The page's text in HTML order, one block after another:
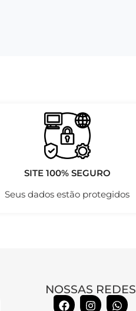
SITE 100% SEGURO
Seus dados estão protegidos
NOSSAS REDES